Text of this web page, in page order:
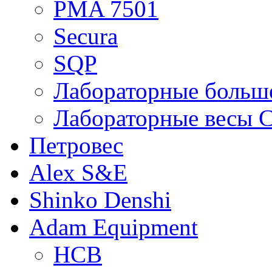
PMA 7501
Secura
SQP
Лабораторные
Лабораторные весы
Петровес
Alex S&E
Shinko Denshi
Adam Equipment
HCB